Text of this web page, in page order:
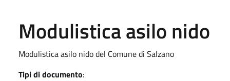
Modulistica asilo nido
Modulistica asilo nido del Comune di Salzano
Tipi di documento: